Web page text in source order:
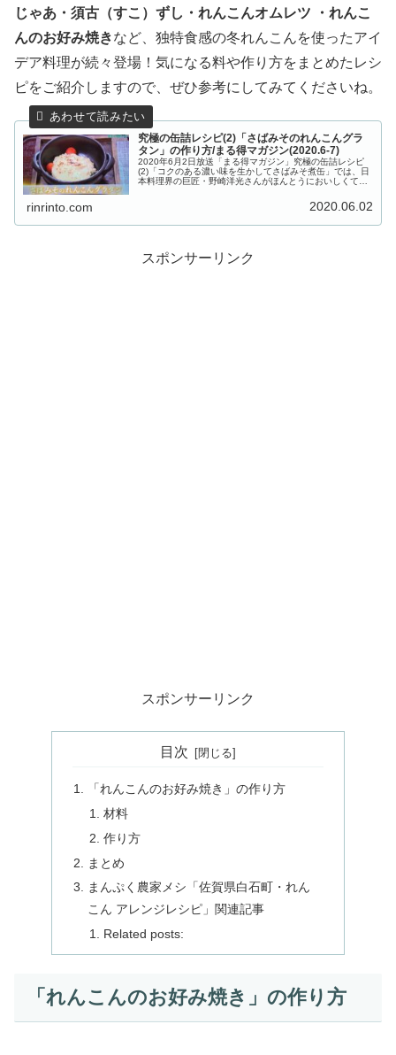
じゃあ・須古（すこ）ずし・れんこんオムレツ ・れんこ
んのお好み焼きなど、独特食感の冬れんこんを使ったアイ
デア料理が続々登場！気になる料や作り方をまとめたレシ
ピをご紹介しますので、ぜひ参考にしてみてくださいね。
究極の缶詰レシピ(2)「さばみそのれんこんグラ
タン」の作り方/まる得マガジン(2020.6-7)
2020年6月2日放送「まる得マガジン」究極の缶詰レシピ
(2)「コクのある濃い味を生かしてさばみそ煮缶」では、日
本料理界の巨匠・野崎洋光さんがほんとうにおいしくて簡
rinrinto.com 2020.06.02
スポンサーリンク
スポンサーリンク
目次
「れんこんのお好み焼き」の作り方
材料
作り方
まとめ
まんぷく農家メシ「佐賀県白石町・れん
こん アレンジレシピ」関連記事
Related posts:
「れんこんのお好み焼き」の作り方